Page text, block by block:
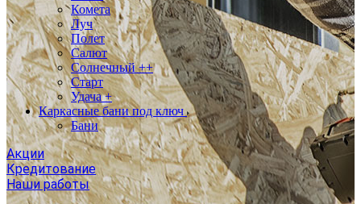
Комета
Луч
Полет
Салют
Солнечный ++
Старт
Удача +
Каркасные бани под ключ
Бани
Акции
Кредитование
Наши работы